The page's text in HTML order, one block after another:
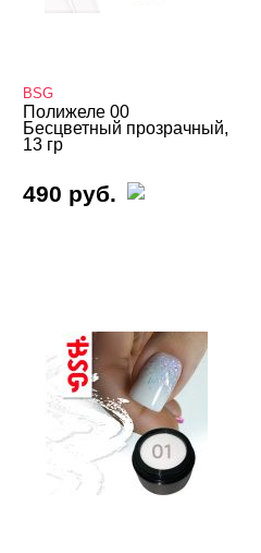
COSMOLAC
DE LA RO
Giorgio Capachini
Grattol
Holly Molly
InGarden
BSG
Полижеле 00
Бесцветный прозрачный,
13 гр
490 руб.